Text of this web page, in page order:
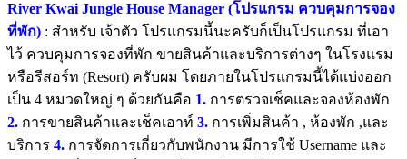
River Kwai Jungle House Manager (โปรแกรม ควบคุมการจอง
ที่พัก) : สำหรับ เจ้าตัว โปรแกรมนี้นะครับก็เป็นโปรแกรม ที่เอา
ไว้ ควบคุมการจองที่พัก ขายสินค้าและบริการต่างๆ ในโรงแรม
หรือรีสอร์ท (Resort) ครับผม โดยภายในโปรแกรมนี้ได้แบ่งออก
เป็น 4 หมวดใหญ่ ๆ ด้วยกันคือ 1. การตรวจเช็คและจองห้องพัก
2. การขายสินค้าและเช็คเอาท์ 3. การเพิ่มสินค้า , ห้องพัก ,และ
บริการ 4. การจัดการเกี่ยวกับพนักงาน มีการใช้ Username และ